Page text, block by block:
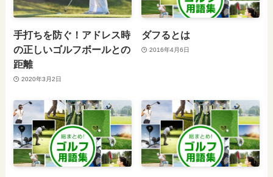
手打ちを防ぐ！アドレス時
の正しいゴルフボールとの
距離
2020年3月2日
ダフるとは
2016年4月6日